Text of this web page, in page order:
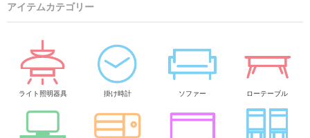
アイテムカテゴリー
ライト照明器具 掛け時計 ソファー ローテーブル